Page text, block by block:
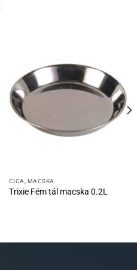
CICA, MACSKA
Trixie Fém tál macska 0.2L